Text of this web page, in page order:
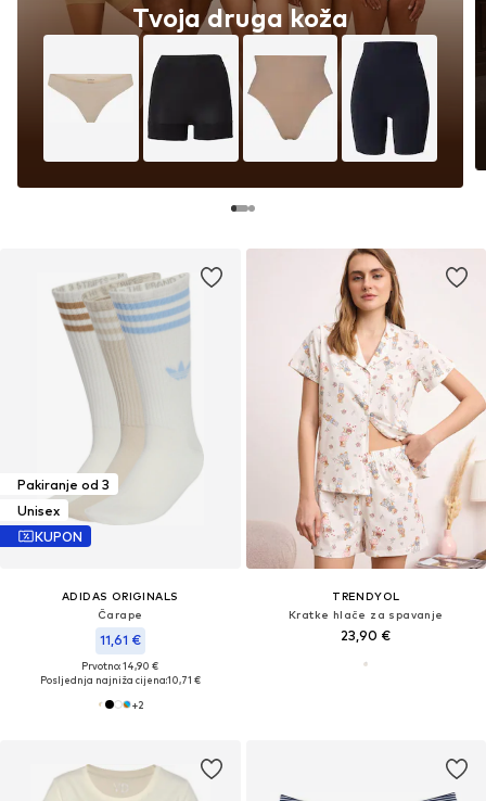
Tvoja druga koža
Pakiranje od 3
Unisex
KUPON
ADIDAS ORIGINALS
Čarape
11,61 €
Prvotno: 14,90 €
Posljednja najniža cijena:10,71 €
+2
TRENDYOL
Kratke hlače za spavanje
23,90 €